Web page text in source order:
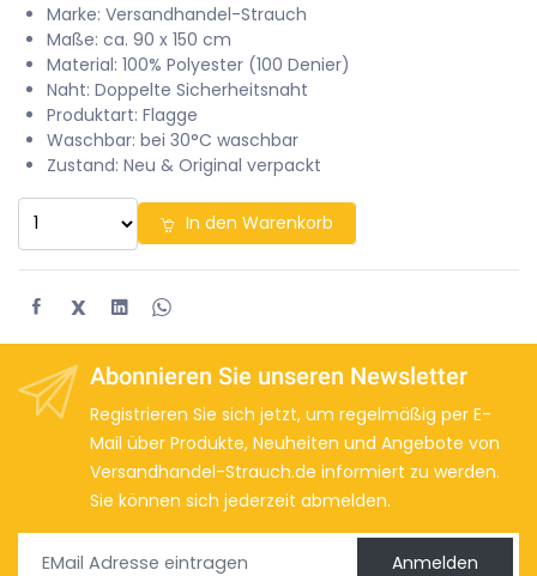
Marke: Versandhandel-Strauch
Maße: ca. 90 x 150 cm
Material: 100% Polyester (100 Denier)
Naht: Doppelte Sicherheitsnaht
Produktart: Flagge
Waschbar: bei 30°C waschbar
Zustand: Neu & Original verpackt
In den Warenkorb
X
Abonnieren Sie unseren Newsletter
Registrieren Sie sich jetzt, um regelmäßig per E-
Mail über Produkte, Neuheiten und Angebote von
Versandhandel-Strauch.de informiert zu werden.
Sie können sich jederzeit abmelden.
Anmelden